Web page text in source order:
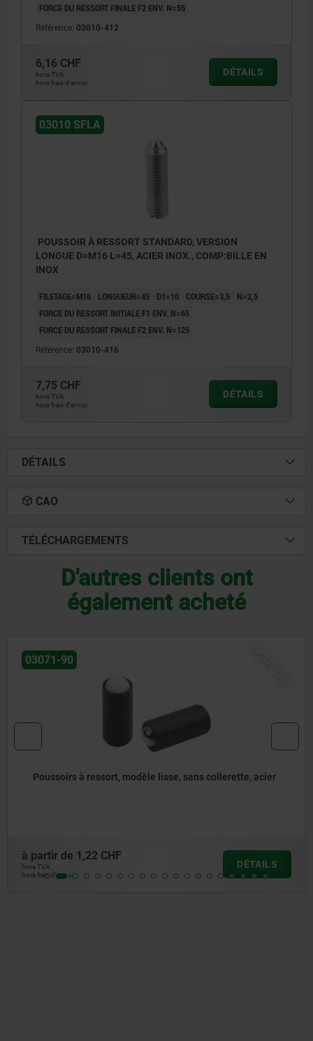
FORCE DU RESSORT FINALE F2 ENV. N=55
Référence: 03010-412
6,16 CHF
hors TVA
hors frais d’envoi
DÉTAILS
03010 SFLA
POUSSOIR À RESSORT STANDARD, VERSION
LONGUE D=M16 L=45, ACIER INOX., COMP:BILLE EN
INOX
FILETAGE=M16 LONGUEUR=45 D1=10 COURSE=3,5
N=2,5
FORCE DU RESSORT INITIALE F1 ENV. N=65
FORCE DU RESSORT FINALE F2 ENV. N=125
Référence: 03010-416
7,75 CHF
hors TVA
hors frais d’envoi
DÉTAILS
DÉTAILS
CAO
TÉLÉCHARGEMENTS
D'autres clients ont
également acheté
NOUVEAU
lisse, sans collerette, acier Poussoirs à ressort à
à partir de 1,29 CHF
hors frais d’envoi